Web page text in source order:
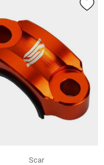
Scar